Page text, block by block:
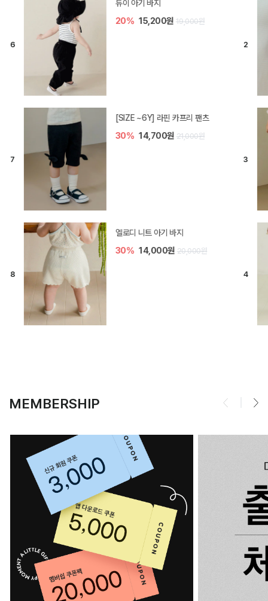
듀이 아기 바지
20% 15,200원 19,000원
[SIZE ~6Y] 라핀 카프리 팬츠
30% 14,700원 21,000원
엘로디 니트 아기 바지
30% 14,000원 20,000원
MEMBERSHIP